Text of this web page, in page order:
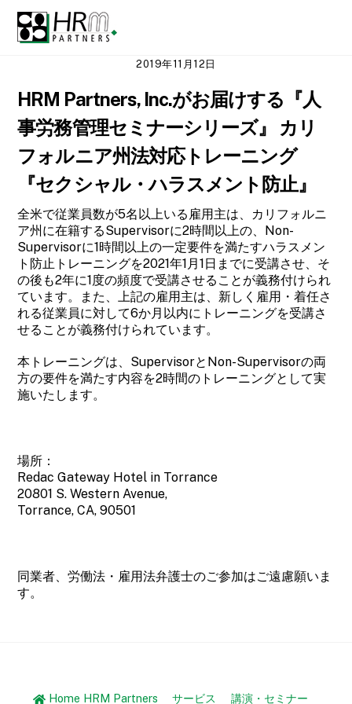
content
2019年11月12日
HRM Partners, Inc.がお届けする『人
事労務管理セミナーシリーズ』 カリ
フォルニア州法対応トレーニング
『セクシャル・ハラスメント防止』
全米で従業員数が5名以上いる雇用主は、カリフォルニ
ア州に在籍するSupervisorに2時間以上の、Non-
Supervisorに1時間以上の一定要件を満たすハラスメン
ト防止トレーニングを2021年1月1日までに受講させ、そ
の後も2年に1度の頻度で受講させることが義務付けられ
ています。また、上記の雇用主は、新しく雇用・着任さ
れる従業員に対して6か月以内にトレーニングを受講さ
せることが義務付けられています。
本トレーニングは、SupervisorとNon-Supervisorの両
方の要件を満たす内容を2時間のトレーニングとして実
施いたします。
場所：
Redac Gateway Hotel in Torrance
20801 S. Western Avenue,
Torrance, CA, 90501
同業者、労働法・雇用法弁護士のご参加はご遠慮願いま
す。
Home HRM Partners サービス 講演・セミナー